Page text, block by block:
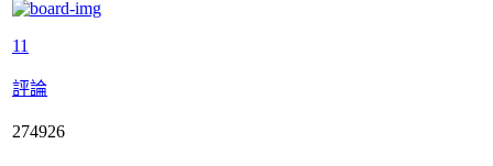
11
評論
274926